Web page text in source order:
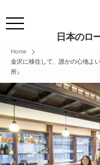
日本のロ
Home
金沢に移住して、誰かの心地よ
所』